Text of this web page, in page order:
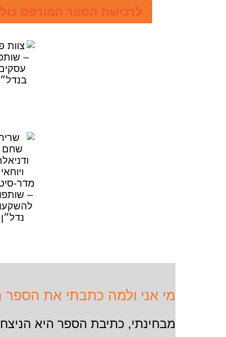
לרכישת הספר המודפס כולל
מי אני ולמה כתבתי את הספר
מבחינתי, כתיבת הספר היא